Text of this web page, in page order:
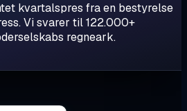
kvartalspres fra en bestyrelse
Vi svarer til 122.000+
regneark.